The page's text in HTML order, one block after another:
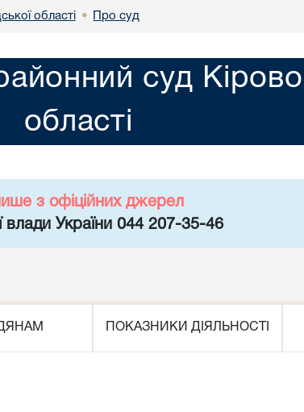
області • Про суд
суд
області
з офіційних джерел
влади України 044 207-35-46
ПОКАЗНИКИ ДІЯЛЬНОСТІ